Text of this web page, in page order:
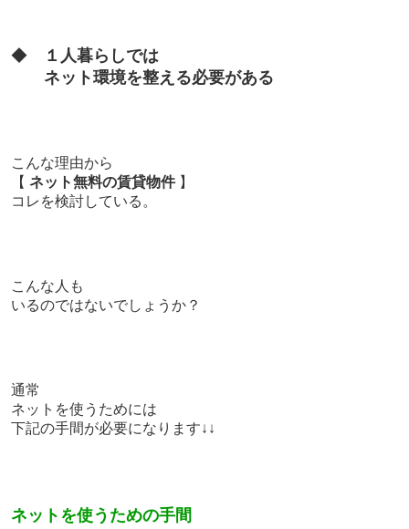
◆
１人暮らしでは
ネット環境を整える必要がある
こんな理由から
【 ネット無料の賃貸物件】
コレを検討している。
こんな人も
いるのではないでしょうか？
通常
ネットを使うためには
下記の手間が必要になります↓↓
ネットを使うための手間